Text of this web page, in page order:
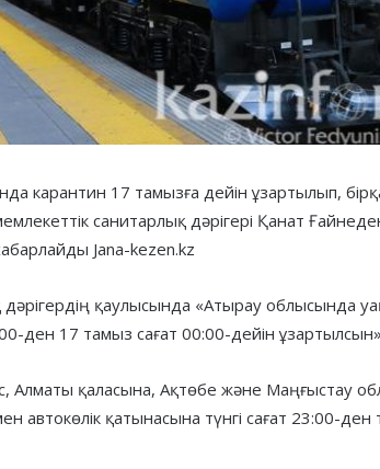
карантин 17 тамызға дейін ұзартылып,
санитарлық дәрігері Қанат
Jana-kezen.kz
дәрігердің қаулысында «Атырау облысында
ден 17 тамыз сағат 00:00-дейін
Алматы қаласына, Ақтөбе және Маңғыстау
автокөлік қатынасына түнгі сағат 23:00-